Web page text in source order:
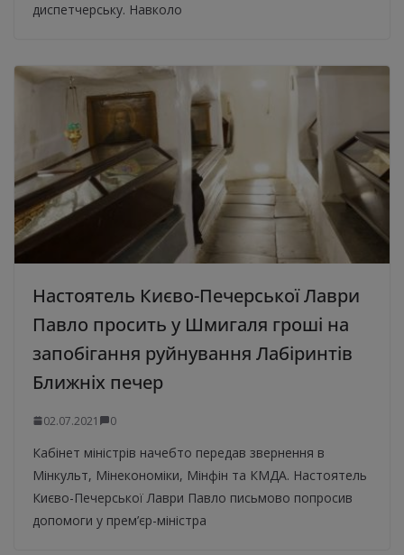
диспетчерську. Навколо
Настоятель Києво-Печерської Лаври
Павло просить у Шмигаля гроші на
запобігання руйнування Лабіринтів
Ближніх печер
02.07.2021 0
Кабінет міністрів начебто передав звернення в
Мінкульт, Мінекономіки, Мінфін та КМДА. Настоятель
Києво-Печерської Лаври Павло письмово попросив
допомоги у прем’єр-міністра